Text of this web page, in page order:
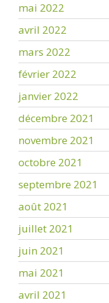
mai 2022
avril 2022
mars 2022
février 2022
janvier 2022
décembre 2021
novembre 2021
octobre 2021
septembre 2021
août 2021
juillet 2021
juin 2021
mai 2021
avril 2021